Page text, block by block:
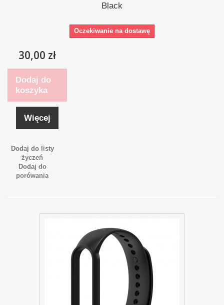
Black
Oczekiwanie na dostawę
30,00 zł
Dodaj do
koszyka
Więcej
Dodaj do listy
życzeń
Dodaj do
porówania